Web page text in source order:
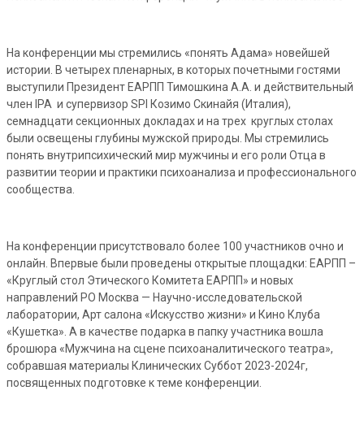
На конференции мы стремились «понять Адама» новейшей
истории. В четырех пленарных, в которых почетными гостями
выступили Президент ЕАРПП Тимошкина А.А. и действительный
член IPA и супервизор SPI Козимо Скинайя (Италия),
семнадцати секционных докладах и на трех круглых столах
были освещены глубины мужской природы. Мы стремились
понять внутрипсихический мир мужчины и его роли Отца в
развитии теории и практики психоанализа и профессионального
сообщества.
На конференции присутствовало более 100 участников очно и
онлайн. Впервые были проведены открытые площадки: ЕАРПП –
«Круглый стол Этического Комитета ЕАРПП» и новых
направлений РО Москва — Научно-исследовательской
лаборатории, Арт салона «Искусство жизни» и Кино Клуба
«Кушетка». А в качестве подарка в папку участника вошла
брошюра «Мужчина на сцене психоаналитического театра»,
собравшая материалы Клинических Суббот 2023-2024г,
посвященных подготовке к теме конференции.